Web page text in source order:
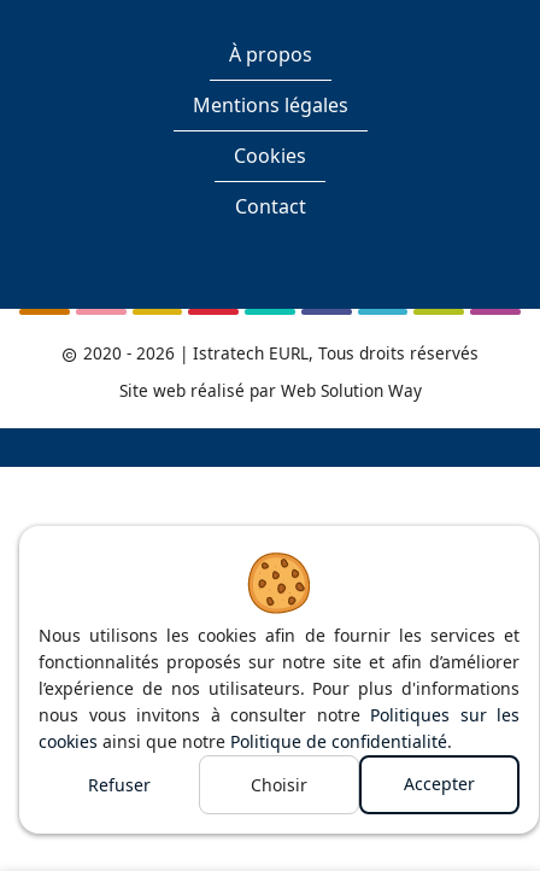
Nous utilisons les cookies afin de fournir les services et
fonctionnalités proposés sur notre site et afin d’améliorer
l’expérience de nos utilisateurs. Pour plus d'informations
nous vous invitons à consulter notre Politiques sur les
cookies ainsi que notre Politique de confidentialité.
Refuser
Choisir Accepter
sur
Facebook
sur
LinkedIn
À propos
Mentions légales
Cookies
Contact
2020 - 2026 | Istratech EURL, Tous droits réservés
Site web réalisé par Web Solution Way